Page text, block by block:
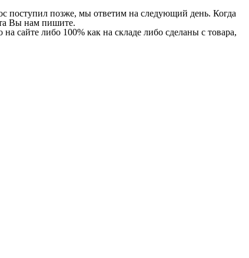
поступил позже, мы ответим на следующий день. Когда
Вы нам пишите.
сайте либо 100% как на складе либо сделаны с товара,